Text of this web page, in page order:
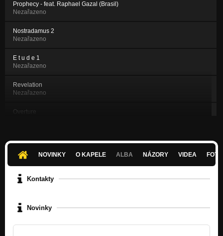
Prophecy - feat. Raphael Gazal (Brasil)
Nezařazeno
Nostradamus 2
Nezařazeno
E t u d e 1
Nezařazeno
Revelation
Nezařazeno
Overture
Víš jak žít
Nezařazeno
Nezařazeno
NOVINKY O KAPELE ALBA NÁZORY VIDEA
Kontakty
Novinky